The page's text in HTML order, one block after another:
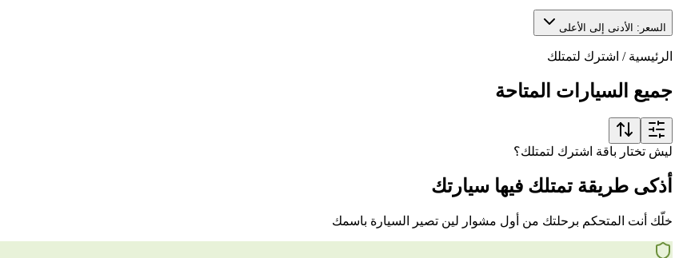
السعر: الأدنى إلى الأعلى
الرئيسية / اشترك لتمتلك
جميع السيارات المتاحة
ليش تختار باقة اشترك لتمتلك؟
أذكى طريقة تمتلك فيها سيارتك
خلّك أنت المتحكم برحلتك من أول مشوار لين تصير السيارة باسمك